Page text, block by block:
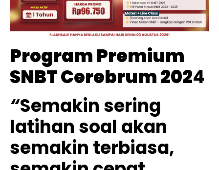
Program Premium
SNBT Cerebrum 2024
“Semakin sering
latihan soal akan
semakin terbiasa,